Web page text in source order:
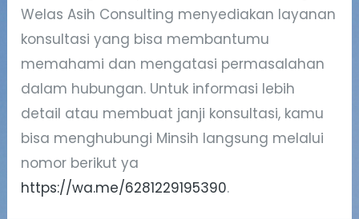
Welas Asih Consulting menyediakan layanan
konsultasi yang bisa membantumu
memahami dan mengatasi permasalahan
dalam hubungan. Untuk informasi lebih
detail atau membuat janji konsultasi, kamu
bisa menghubungi Minsih langsung melalui
nomor berikut ya
https://wa.me/6281229195390.